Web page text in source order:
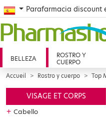
Spanish
Parafarmacia discount
BELLEZA
ROSTRO Y
CUERPO
Accueil Rostro y cuerpo Top
VISAGE ET CORPS
+ Cabello